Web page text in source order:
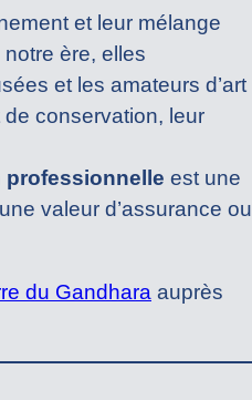
et leur mélange
ère, elles
et les amateurs d’art
conservation, leur
professionnelle est une
valeur d’assurance ou
du Gandhara auprès